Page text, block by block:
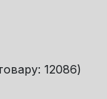
12086)